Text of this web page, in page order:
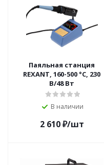
Паяльная станция
REXANT, 160-500 °C, 230
В/48 Вт
В наличии
2 610₽/шт